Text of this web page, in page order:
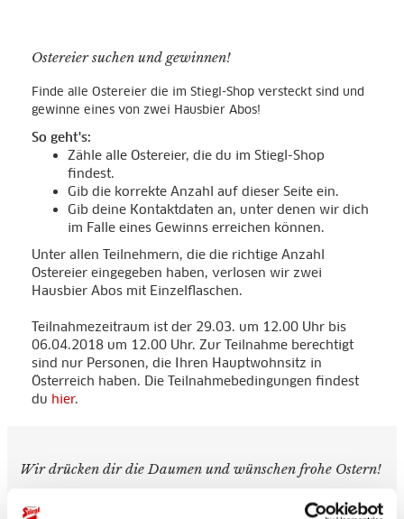
Ostereier suchen und gewinnen!
Finde alle Ostereier die im Stiegl-Shop versteckt sind und
gewinne eines von zwei Hausbier Abos!
So geht's:
Zähle alle Ostereier, die du im Stiegl-Shop
findest.
Gib die korrekte Anzahl auf dieser Seite ein.
Gib deine Kontaktdaten an, unter denen wir dich
im Falle eines Gewinns erreichen können.
Unter allen Teilnehmern, die die richtige Anzahl
Ostereier eingegeben haben, verlosen wir zwei
Hausbier Abos mit Einzelflaschen.
Teilnahmezeitraum ist der 29.03. um 12.00 Uhr bis
06.04.2018 um 12.00 Uhr. Zur Teilnahme berechtigt
sind nur Personen, die Ihren Hauptwohnsitz in
Österreich haben. Die Teilnahmebedingungen findest
du hier.
Wir drücken dir die Daumen und wünschen frohe Ostern!